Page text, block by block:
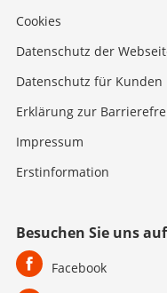
Cookies
Datenschutz der
Datenschutz für Kunden
Erklärung zur
Impressum
Erstinformation
Besuchen Sie uns auf
Facebook